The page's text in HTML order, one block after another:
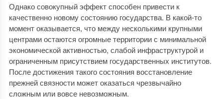
Однако совокупный эффект способен привести к
качественно новому состоянию государства. В какой-то
момент оказывается, что между несколькими крупными
центрами остаются огромные территории с минимальной
экономической активностью, слабой инфраструктурой и
ограниченным присутствием государственных институтов.
После достижения такого состояния восстановление
прежней связности может оказаться чрезвычайно
сложным или вовсе невозможным.